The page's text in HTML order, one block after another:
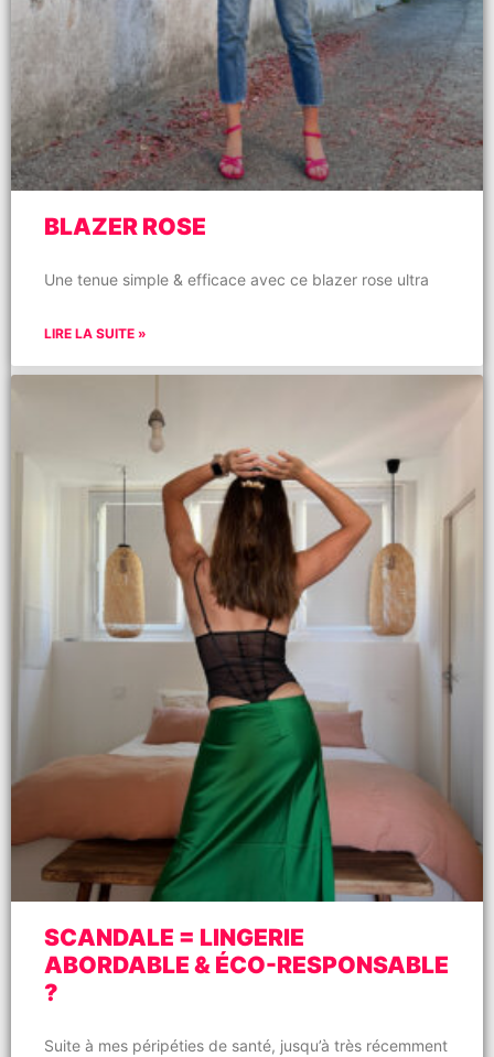
BLAZER ROSE
Une tenue simple & efficace avec ce blazer rose ultra
LIRE LA SUITE »
SCANDALE = LINGERIE
ABORDABLE & ÉCO-RESPONSABLE
?
Suite à mes péripéties de santé, jusqu’à très récemment